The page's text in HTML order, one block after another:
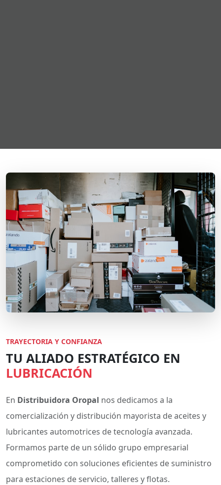
TRAYECTORIA Y CONFIANZA
TU ALIADO ESTRATÉGICO EN
LUBRICACIÓN
En Distribuidora Oropal nos dedicamos a la
comercialización y distribución mayorista de aceites y
lubricantes automotrices de tecnología avanzada.
Formamos parte de un sólido grupo empresarial
comprometido con soluciones eficientes de suministro
para estaciones de servicio, talleres y flotas.